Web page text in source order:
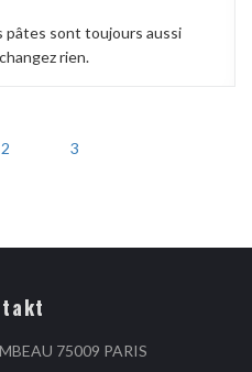
pâtes sont toujours aussi
rien.
2 3
75009 PARIS